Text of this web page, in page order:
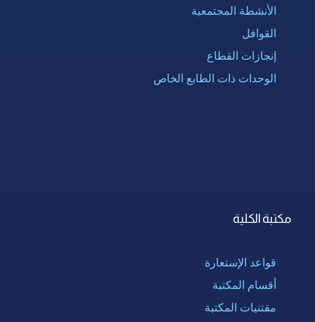
الأنشطة المجتمعية
القوافل
إنجازات القطاع
الوحدات ذات الطابع الخاص
مكتبة الكلية
قواعد الإستعارة
أقسام المكتبة
مقتنيات المكتبة